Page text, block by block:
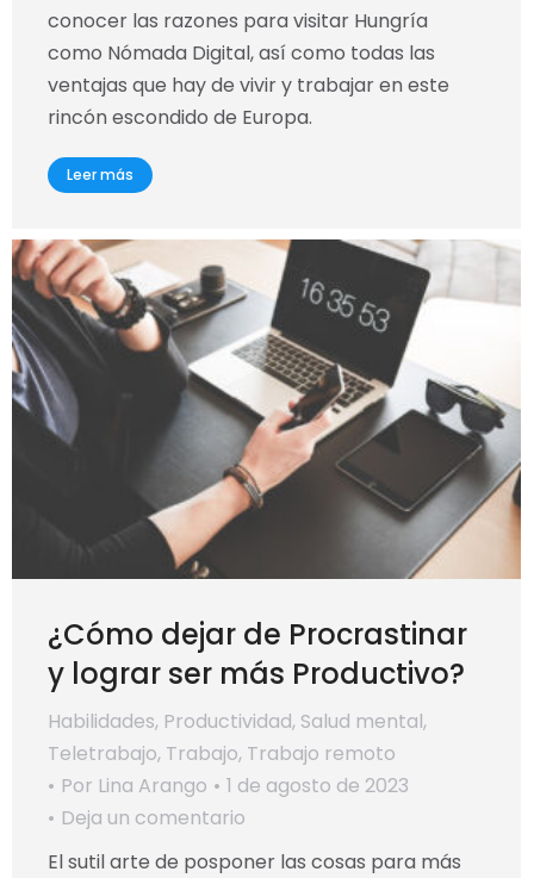
conocer las razones para visitar Hungría
como Nómada Digital, así como todas las
ventajas que hay de vivir y trabajar en este
rincón escondido de Europa.
Leer más
¿Cómo dejar de Procrastinar
y lograr ser más Productivo?
Habilidades, Productividad, Salud mental,
Teletrabajo, Trabajo, Trabajo remoto
Por Lina Arango
1 de agosto de 2023
Deja un comentario
El sutil arte de posponer las cosas para más